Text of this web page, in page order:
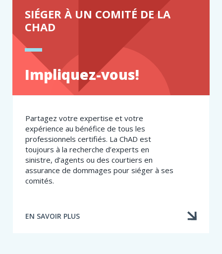
SIÉGER À UN COMITÉ DE LA
CHAD
Impliquez-vous!
Partagez votre expertise et votre
expérience au bénéfice de tous les
professionnels certifiés. La ChAD est
toujours à la recherche d’experts en
sinistre, d’agents ou des courtiers en
assurance de dommages pour siéger à ses
comités.
EN SAVOIR PLUS
À